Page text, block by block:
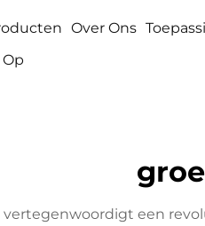
Over Ons
een